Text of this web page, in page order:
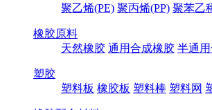
聚乙烯(PE) 聚丙烯(PP) 聚苯乙
橡胶原料
天然橡胶 通用合成橡胶 半通
塑胶
塑料板 橡胶板 塑料棒 塑料网